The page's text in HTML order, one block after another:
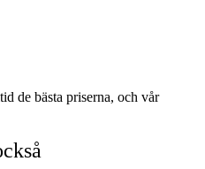
de bästa priserna, och vår